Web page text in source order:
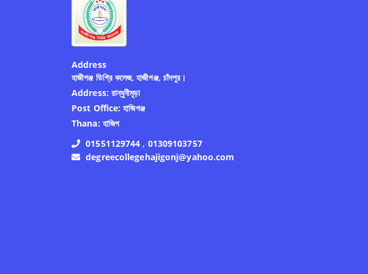
Address
হাজীগঞ্জ ডিগ্রি কলেজ, হাজীগঞ্জ, চাঁদপুর।
Address: রান্ধুনীমূড়া
Post Office: হাজিগঞ্জ
Thana: হাজিগ
01551129744 , 01309103757
degreecollegehajigonj@yahoo.com